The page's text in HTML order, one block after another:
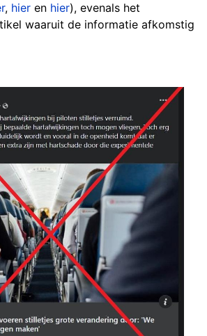
, hier en hier), evenals het
waaruit de informatie afkomstig